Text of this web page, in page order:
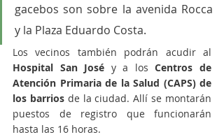
gacebos son sobre la avenida Rocca
y la Plaza Eduardo Costa.
Los vecinos también podrán acudir al
Hospital San José y a los Centros de
Atención Primaria de la Salud (CAPS) de
los barrios de la ciudad. Allí se montarán
puestos de registro que funcionarán
hasta las 16 horas.